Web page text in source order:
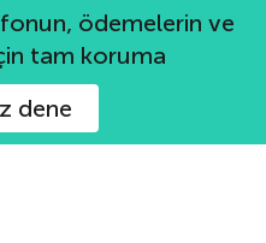
ödemelerin ve
tam koruma
dene